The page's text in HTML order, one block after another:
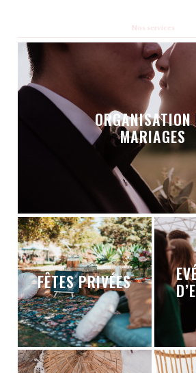
Nos services
ORGANISATION
MARIAGES
FÊTES PRIVÉES